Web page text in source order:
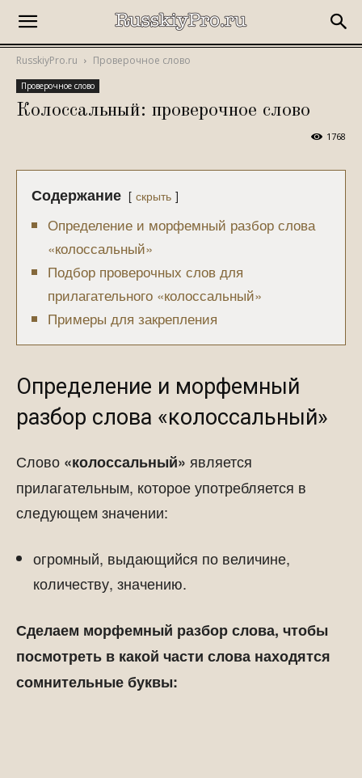
RusskiyPro.ru Проверочное слово
Проверочное слово
Колоссальный: проверочное слово
1768
Содержание скрыть
Определение и морфемный разбор слова
«колоссальный»
Подбор проверочных слов для
прилагательного «колоссальный»
Примеры для закрепления
Определение и морфемный
разбор слова «колоссальный»
Слово «колоссальный» является
прилагательным, которое употребляется в
следующем значении:
огромный, выдающийся по величине,
количеству, значению.
Сделаем морфемный разбор слова, чтобы
посмотреть в какой части слова находятся
сомнительные буквы: